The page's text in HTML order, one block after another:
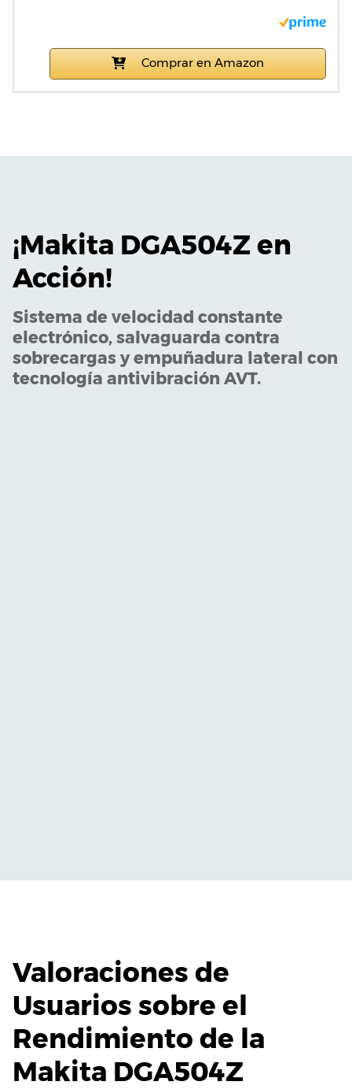
Comprar en Amazon
¡Makita DGA504Z en
Acción!
Sistema de velocidad constante
electrónico, salvaguarda contra
sobrecargas y empuñadura lateral con
tecnología antivibración AVT.
Valoraciones de
Usuarios sobre el
Rendimiento de la
Makita DGA504Z